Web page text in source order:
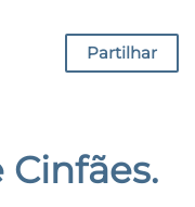
Partilhar